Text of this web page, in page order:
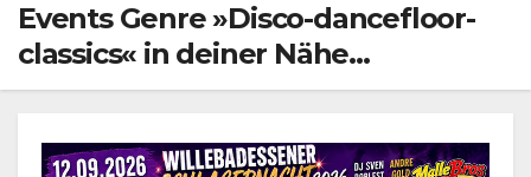
Events Genre »Disco-dancefloor-
classics« in deiner Nähe…